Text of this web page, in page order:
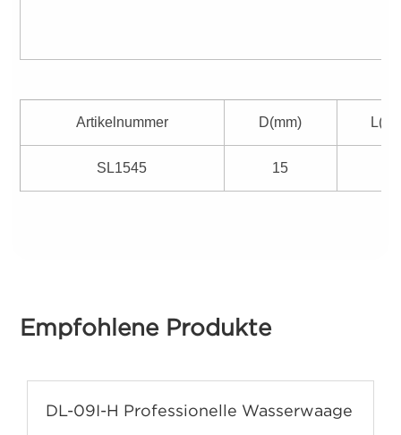
Artikelnummer D(mm)
SL1545 15
Empfohlene Produkte
DL-09I-H Professionelle Wasserwaage